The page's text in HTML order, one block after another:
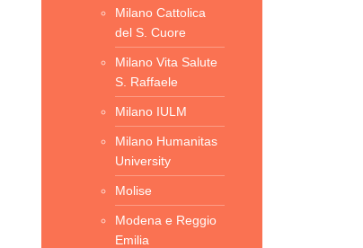
Milano Cattolica
del S. Cuore
Milano Vita Salute
S. Raffaele
Milano IULM
Milano Humanitas
University
Molise
Modena e Reggio
Emilia